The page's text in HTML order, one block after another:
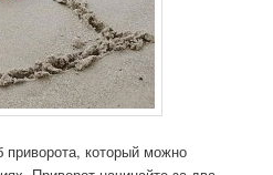
который можно